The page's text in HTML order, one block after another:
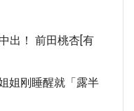
出！ 前田桃杏[有
姐刚睡醒就「露半